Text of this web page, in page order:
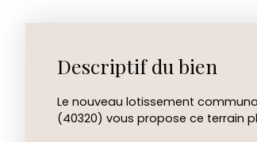
Descriptif du bien
Le nouveau lotissement communal
(40320) vous propose ce terrain